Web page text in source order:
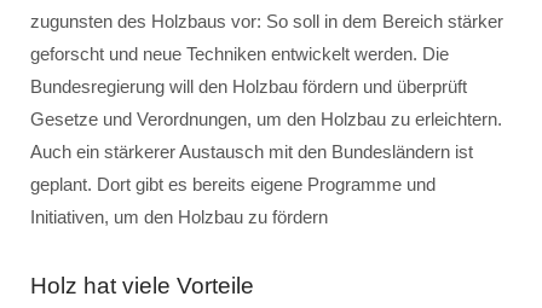
zugunsten des Holzbaus vor: So soll in dem Bereich stärker
geforscht und neue Techniken entwickelt werden. Die
Bundesregierung will den Holzbau fördern und überprüft
Gesetze und Verordnungen, um den Holzbau zu erleichtern.
Auch ein stärkerer Austausch mit den Bundesländern ist
geplant. Dort gibt es bereits eigene Programme und
Initiativen, um den Holzbau zu fördern
Holz hat viele Vorteile